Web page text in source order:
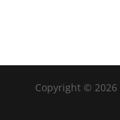
Copyright © 2026